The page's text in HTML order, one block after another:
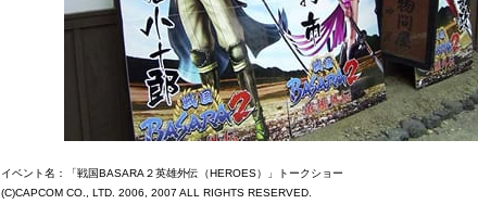
イベント名：「戦国BASARA２英雄外伝（HEROES）」トークショー
(C)CAPCOM CO., LTD. 2006, 2007 ALL RIGHTS RESERVED.